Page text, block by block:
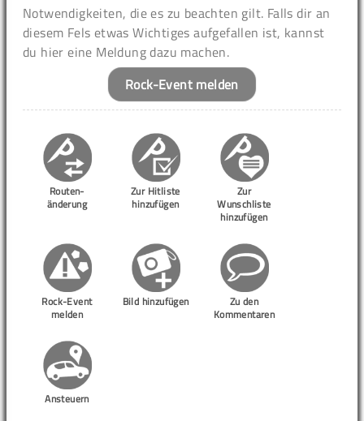
Notwendigkeiten, die es zu beachten gilt. Falls dir an
diesem Fels etwas Wichtiges aufgefallen ist, kannst
du hier eine Meldung dazu machen.
Rock-Event melden
Routen-
änderung
Zur Hitliste
hinzufügen
Zur
Wunschliste
hinzufügen
Rock-Event
melden
Bild hinzufügen
Zu den
Kommentaren
Ansteuern